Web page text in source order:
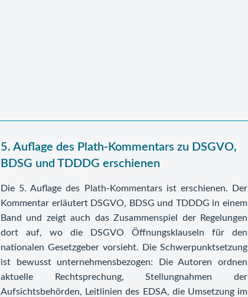
5. Auflage des Plath-Kommentars zu DSGVO,
BDSG und TDDDG erschienen
Die 5. Auflage des Plath-Kommentars ist erschienen. Der
Kommentar erläutert DSGVO, BDSG und TDDDG in einem
Band und zeigt auch das Zusammenspiel der Regelungen
dort auf, wo die DSGVO Öffnungsklauseln für den
nationalen Gesetzgeber vorsieht. Die Schwerpunktsetzung
ist bewusst unternehmensbezogen: Die Autoren ordnen
aktuelle Rechtsprechung, Stellungnahmen der
Aufsichtsbehörden, Leitlinien des EDSA, die Umsetzung im